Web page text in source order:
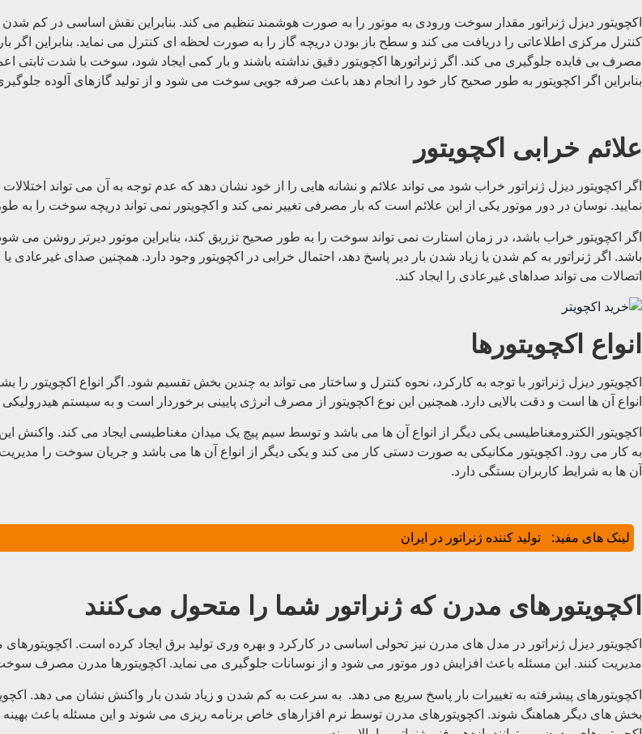
اکچویتور دیزل ژنراتور مقدار سوخت ورودی به موتور را به صورت هوشمند تنظیم می کند. بنابراین نقش اساسی در کم
کنترل مرکزی اطلاعاتی را دریافت می کند و سطح باز بودن دریچه گاز را به صورت لحظه ای کنترل می نماید. بنابراین اگر
مصرف بی فایده جلوگیری می کند. اگر ژنراتورها اکچویتور دقیق نداشته باشند و بار کمی ایجاد شود، سوخت با شدت
بنابراین اگر اکچویتور به طور صحیح کار خود را انجام دهد باعث صرفه جویی سوخت می شود و از تولید گازهای آلوده
علائم خرابی اکچویتور
اگر اکچویتور دیزل ژنراتور خراب شود می تواند علائم و نشانه هایی را از خود نشان دهد که عدم توجه به آن می تواند
نمایید. نوسان در دور موتور یکی از این علائم است که بار مصرفی تغییر نمی کند و اکچویتور نمی تواند دریچه سوخت را به
اگر اکچویتور خراب باشد، در زمان استارت نمی تواند سوخت را به طور صحیح تزریق کند، بنابراین موتور دیرتر روشن می
باشد. اگر ژنراتور به کم شدن یا زیاد شدن بار دیر پاسخ دهد، احتمال خرابی در اکچویتور وجود دارد. همچنین صدای غیرعادی
اتصالات می تواند صداهای غیرعادی را ایجاد کند.
انواع اکچویتورها
اکچویتور دیزل ژنراتور با توجه به کارکرد، نحوه کنترل و ساختار می تواند به چندین بخش تقسیم شود. اگر انواع اکچویتور را
انواع آن ها است و دقت بالایی دارد. همچنین این نوع اکچویتور از مصرف انرژی پایینی برخوردار است و به سیستم هیدرولیکی
اکچویتور الکترومغناطیسی یکی دیگر از انواع آن ها می باشد و توسط سیم پیچ یک میدان مغناطیسی ایجاد می کند.
به کار می رود. اکچویتور مکانیکی به صورت دستی کار می کند و یکی دیگر از انواع آن ها می باشد و جریان سوخت را
آن ها به شرایط کاربران بستگی دارد.
لینک های مفید: تولید کننده ژنراتور در ایران
اکچویتورهای مدرن که ژنراتور شما را متحول می‌کنند
اکچویتور دیزل ژنراتور در مدل های مدرن نیز تحولی اساسی در کارکرد و بهره وری تولید برق ایجاد کرده است.
مدیریت کنند. این مسئله باعث افزایش دور موتور می شود و از نوسانات جلوگیری می نماید. اکچویتورها مدرن مصرف
بخش های دیگر هماهنگ شوند. اکچویتورهای مدرن توسط نرم افزارهای خاص برنامه ریزی می شوند و این مسئله باعث